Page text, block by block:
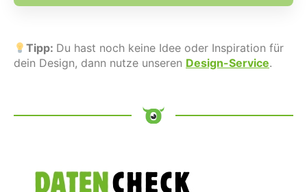
Tipp: Du hast noch keine Idee oder Inspiration für
dein Design, dann nutze unseren Design-Service.